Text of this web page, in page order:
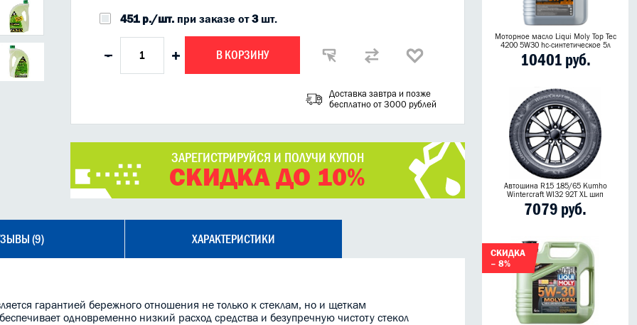
451 р./шт.при заказе от3шт.
- + В КОРЗИНУ
Доставка завтра и позже
бесплатно от 3000 рублей
ЗАРЕГИСТРИРУЙСЯ И ПОЛУЧИ КУПОН
СКИДКА ДО 10%
(9) ХАРАКТЕРИСТИКИ
гарантией бережного отношения не только к стеклам, но и щеткам
одновременно низкий расход средства и безупречную чистоту стекол
Моторное масло Liqui Moly Top Tec
4200 5W30 hc-синтетическое 5л
10401 руб.
Автошина R15 185/65 Kumho
Wintercraft WI32 92T XL шип
7079 руб.
СКИДКА
– 8%